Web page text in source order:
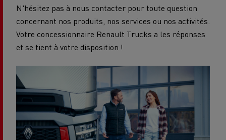
N'hésitez pas à nous contacter pour toute question
concernant nos produits, nos services ou nos activités.
Votre concessionnaire Renault Trucks a les réponses
et se tient à votre disposition !